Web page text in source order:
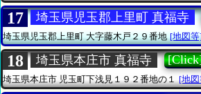
17 埼玉県児玉郡上里町 真福寺
埼玉県児玉郡上里町大字藤木戸２９番地 [地図
18 埼玉県本庄市 真福寺
埼玉県本庄市 児玉町下浅見１９２番地の１ [地